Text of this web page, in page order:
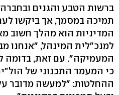
ברשות הטבע והגנים
תמיכה במסמך, אך ביקשו
המדיניות הוא מהלך חשוב
למנכ"לית המינהל, "אנחנו
המעמיקה". עם זאת, בדומה
כי המעמד התכנוני של
ההחלטות: "למעשה מדובר על